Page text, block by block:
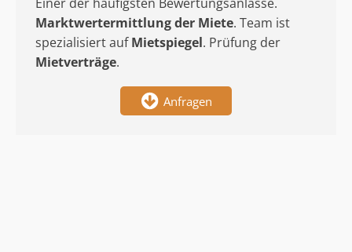
Marktwertermittlungder Miete. Team ist
spezialisiert aufMietspiegel. Prüfung der
Mietverträge.
Anfragen